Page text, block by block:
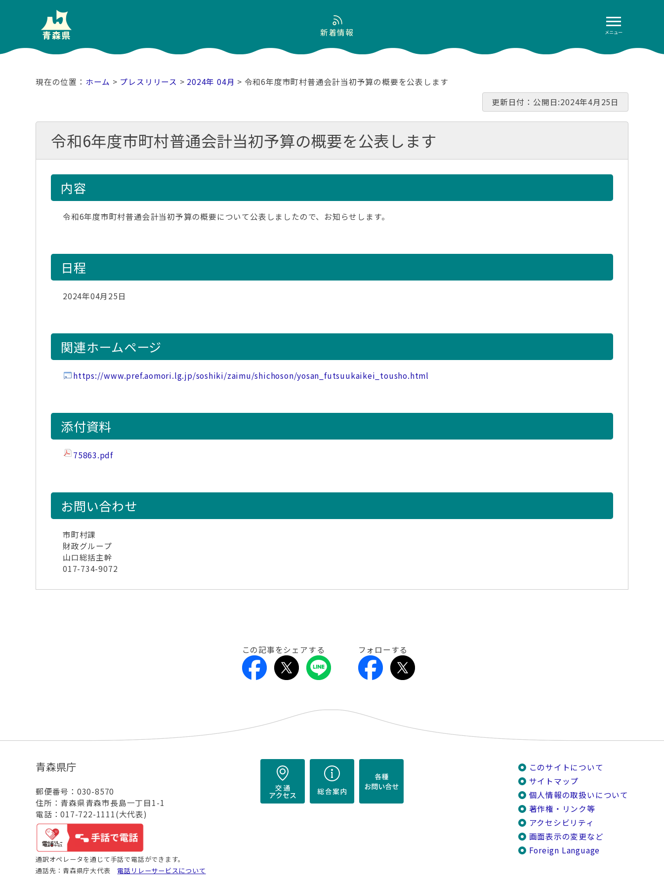
メニュー
新着情報
ホーム > プレスリリース > 2024年 04月 > 令和6年度市町村普通会計当初予算の概要を公表します
更新日付：公開日:2024年4月25日
令和6年度市町村普通会計当初予算の概要を公表します
内容
令和6年度市町村普通会計当初予算の概要について公表しましたので、お知らせします。
日程
2024年04月25日
関連ホームページ
https://www.pref.aomori.lg.jp/soshiki/zaimu/shichoson/yosan_futsuukaikei_tousho.html
添付資料
75863.pdf
お問い合わせ
市町村課
財政グループ
山口総括主幹
017-734-9072
この記事をシェアする フォローする
青森県庁
郵便番号：030-8570
住所：青森県青森市長島一丁目1-1
電話：017-722-1111(大代表)
通訳オペレータを通じて手話で電話ができます。
通話先：青森県庁大代表 電話リレーサービスについて
このサイトについて
サイトマップ
個人情報の取扱いについて
著作権・リンク等
アクセシビリティ
画面表示の変更など
Foreign Language